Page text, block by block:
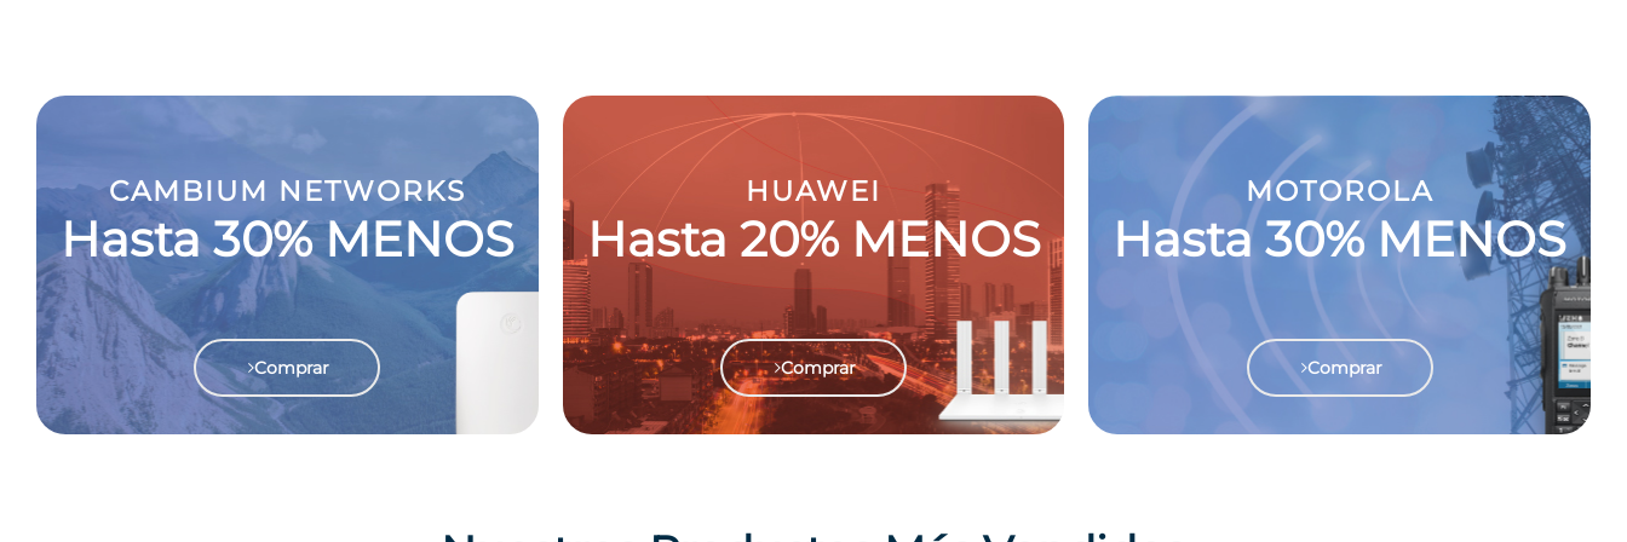
CAMBIUM NETWORKS
Hasta 30% MENOS
Comprar
HUAWEI
Hasta 20% MENOS
Comprar
MOTOROLA
Hasta 30% MENOS
Comprar